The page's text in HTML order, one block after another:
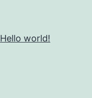
Hello world!